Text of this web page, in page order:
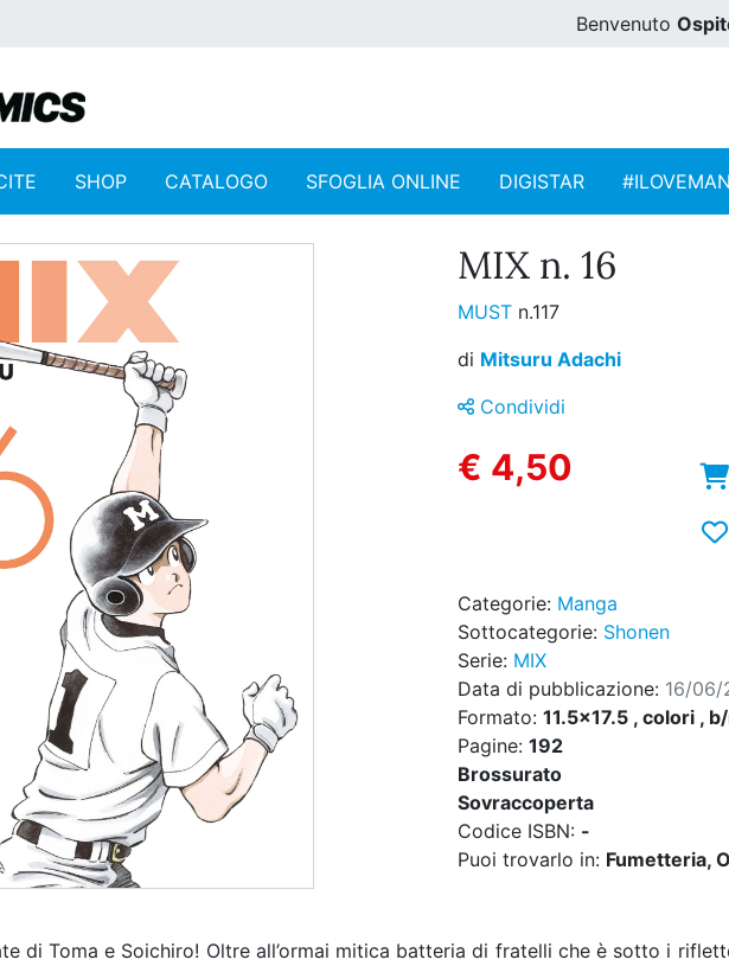
Benvenuto
SHOP CATALOGO SFOGLIA ONLINE DIGISTAR
MIX n. 16
MUST n.117
di Mitsuru Adachi
Condividi
€ 4,50
Categorie: Manga
Sottocategorie: Shonen
Serie: MIX
Data di pubblicazione: 16/06/
Formato: 11.5x17.5 , colori ,
Pagine: 192
Brossurato
Sovraccoperta
Codice ISBN: -
Puoi trovarlo in: Fumetteria,
di Toma e Soichiro! Oltre all’ormai mitica batteria di fratelli che è sotto i